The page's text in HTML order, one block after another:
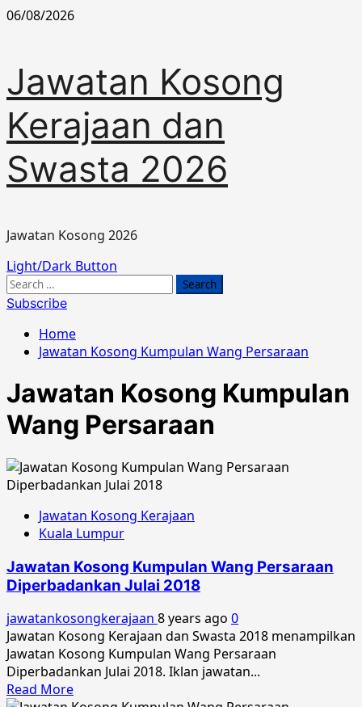
Skip
06/08/2026
Jawatan Kosong
Kerajaan dan
Swasta 2026
Jawatan Kosong 2026
Primary
Menu
Light/Dark Button
Search
for:
Subscribe
Home
Jawatan Kosong Kumpulan Wang Persaraan
Jawatan Kosong Kumpulan
Wang Persaraan
Jawatan Kosong Kerajaan
Kuala Lumpur
Jawatan Kosong Kumpulan Wang Persaraan
Diperbadankan Julai 2018
jawatankosongkerajaan 8 years ago 0
Jawatan Kosong Kerajaan dan Swasta 2018 menampilkan
Jawatan Kosong Kumpulan Wang Persaraan
Diperbadankan Julai 2018. Iklan jawatan...
Read MoreRead